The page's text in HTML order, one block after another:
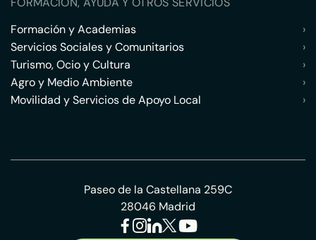
Formación y Academias
›
Servicios Sociales y Comunitarios
›
Turismo, Ocio y Cultura
›
Agro y Medio Ambiente
›
Movilidad y Servicios de Apoyo Local
›
Paseo de la Castellana 259C
28046 Madrid